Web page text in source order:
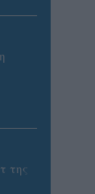
της